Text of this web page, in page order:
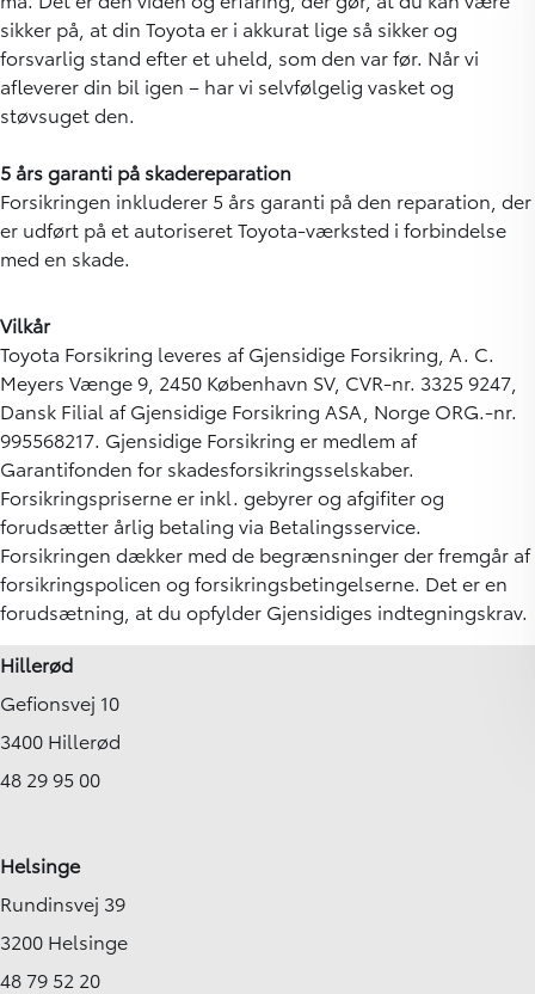
sikker på, at din Toyota er i akkurat lige så sikker og
forsvarlig stand efter et uheld, som den var før. Når vi
afleverer din bil igen – har vi selvfølgelig vasket og
støvsuget den.
5 års garanti på skadereparation
Forsikringen inkluderer 5 års garanti på den reparation, der
er udført på et autoriseret Toyota-værksted i forbindelse
med en skade.
Vilkår
Toyota Forsikring leveres af Gjensidige Forsikring, A. C.
Meyers Vænge 9, 2450 København SV, CVR-nr. 3325 9247,
Dansk Filial af Gjensidige Forsikring ASA, Norge ORG.-nr.
995568217. Gjensidige Forsikring er medlem af
Garantifonden for skadesforsikringsselskaber.
Forsikringspriserne er inkl. gebyrer og afgifiter og
forudsætter årlig betaling via Betalingsservice.
Forsikringen dækker med de begrænsninger der fremgår af
forsikringspolicen og forsikringsbetingelserne. Det er en
forudsætning, at du opfylder Gjensidiges indtegningskrav.
Hillerød
Gefionsvej 10
3400 Hillerød
48 29 95 00
Helsinge
Rundinsvej 39
3200 Helsinge
48 79 52 20